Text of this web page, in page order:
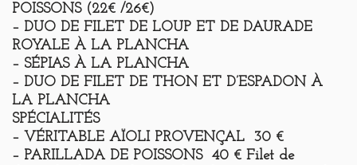
POISSONS (22€ /26€)
– DUO DE FILET DE LOUP ET DE DAURADE
ROYALE À LA PLANCHA
– SÉPIAS À LA PLANCHA
– DUO DE FILET DE THON ET D’ESPADON À
LA PLANCHA
SPÉCIALITÉS
– VÉRITABLE AÏOLI PROVENÇAL 30 €
– PARILLADA DE POISSONS 40 € Filet de